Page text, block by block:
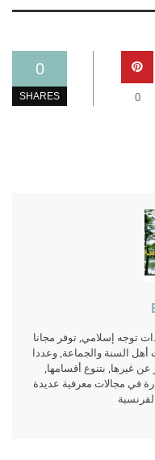
0
SHARES 0
توجه إسلامي, توفر مجانا
السنة والجماعة, وعددا
عن غيرها, بتنوع أقسامها,
في مجالات معرفية عديدة